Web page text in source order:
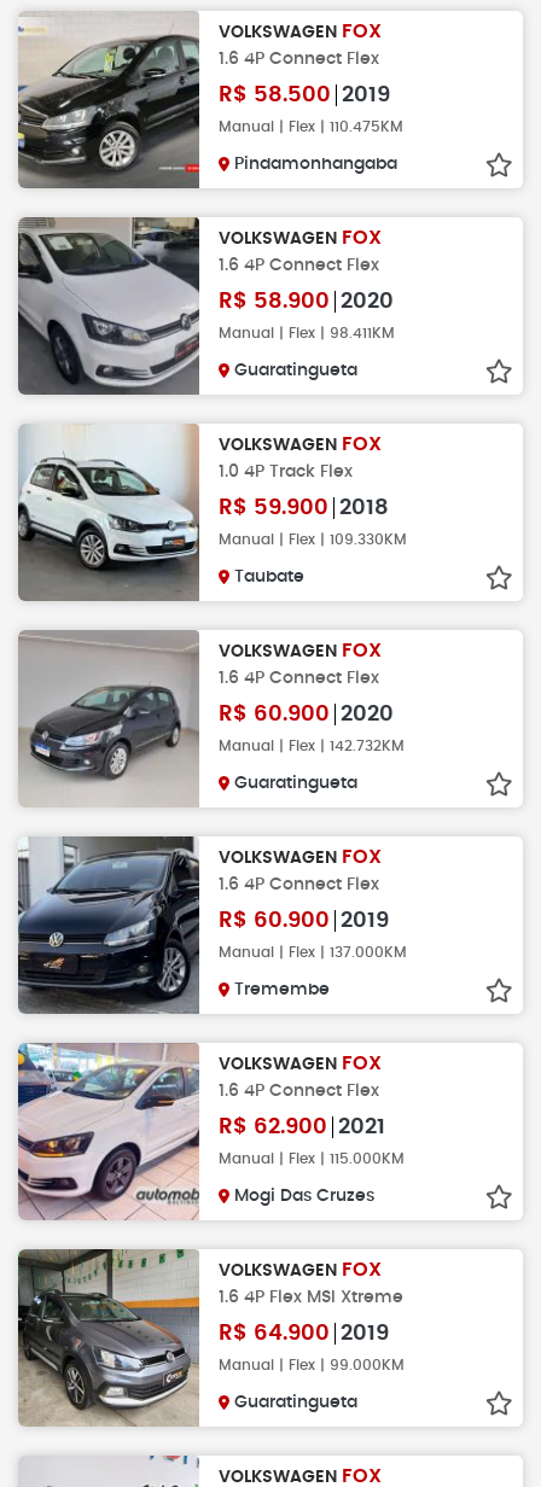
VOLKSWAGEN FOX
1.6 4P Connect Flex
R$ 58.500 2019
Manual | Flex | 110.475KM
Pindamonhangaba
VOLKSWAGEN FOX
1.6 4P Connect Flex
R$ 58.900 2020
Manual | Flex | 98.411KM
Guaratingueta
VOLKSWAGEN FOX
1.0 4P Track Flex
R$ 59.900 2018
Manual | Flex | 109.330KM
Taubate
VOLKSWAGEN FOX
1.6 4P Connect Flex
R$ 60.900 2020
Manual | Flex | 142.732KM
Guaratingueta
VOLKSWAGEN FOX
1.6 4P Connect Flex
R$ 60.900 2019
Manual | Flex | 137.000KM
Tremembe
VOLKSWAGEN FOX
1.6 4P Connect Flex
R$ 62.900 2021
Manual | Flex | 115.000KM
Mogi Das Cruzes
VOLKSWAGEN FOX
1.6 4P Flex MSI Xtreme
R$ 64.900 2019
Manual | Flex | 99.000KM
Guaratingueta
VOLKSWAGEN FOX